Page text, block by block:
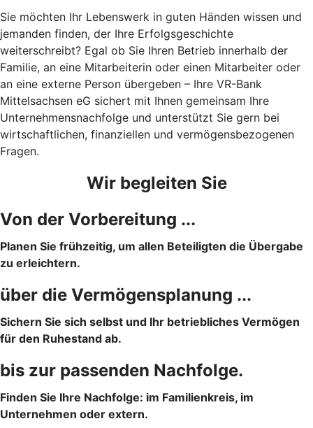
Sie möchten Ihr Lebenswerk in guten Händen wissen und
jemanden finden, der Ihre Erfolgsgeschichte
weiterschreibt? Egal ob Sie Ihren Betrieb innerhalb der
Familie, an eine Mitarbeiterin oder einen Mitarbeiter oder
an eine externe Person übergeben – Ihre VR-Bank
Mittelsachsen eG sichert mit Ihnen gemeinsam Ihre
Unternehmensnachfolge und unterstützt Sie gern bei
wirtschaftlichen, finanziellen und vermögensbezogenen
Fragen.
Wir begleiten Sie
Von der Vorbereitung ...
Planen Sie frühzeitig, um allen Beteiligten die Übergabe
zu erleichtern.
über die Vermögensplanung ...
Sichern Sie sich selbst und Ihr betriebliches Vermögen
für den Ruhestand ab.
bis zur passenden Nachfolge.
Finden Sie Ihre Nachfolge: im Familienkreis, im
Unternehmen oder extern.